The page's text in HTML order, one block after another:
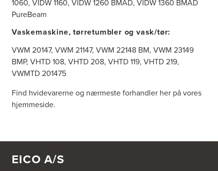
1060, VIDW 1160, VIDW 1260 BMAD, VIDW 1360 BMAD
PureBeam
Vaskemaskine, tørretumbler og vask/tør:
VWM 20147, VWM 21147, VWM 22148 BM, VWM 23149
BMP, VHTD 108, VHTD 208, VHTD 119, VHTD 219,
VWMTD 201475
Find hvidevarerne og nærmeste forhandler her på vores
hjemmeside.
EICO A/S